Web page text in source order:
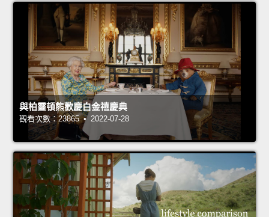
與柏靈頓熊歡慶白金禧慶典
觀看次數：23865 • 2022-07-28